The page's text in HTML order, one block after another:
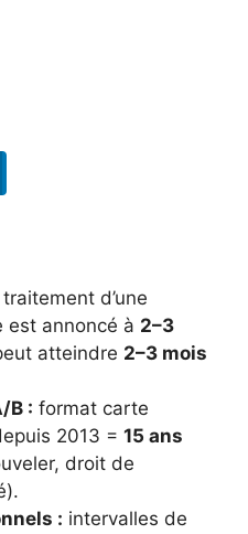
d’une
est annoncé à 2–3
atteindre 2–3 mois
B : format carte
2013 = 15 ans
droit de
: intervalles de